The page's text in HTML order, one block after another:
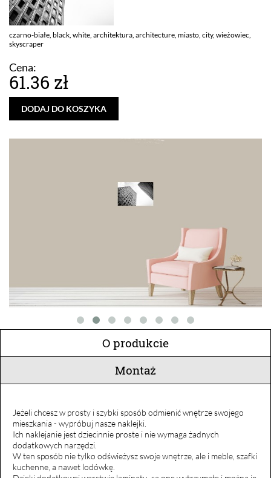
czarno-białe, black, white, architektura, architecture, miasto, city, wieżowiec,
skyscraper
Cena:
61.36 zł
DODAJ DO KOSZYKA
O produkcie
Montaż
Jeżeli chcesz w prosty i szybki sposób odmienić wnętrze swojego
mieszkania - wypróbuj nasze naklejki.
Ich naklejanie jest dziecinnie proste i nie wymaga żadnych
dodatkowych narzędzi.
W ten sposób nie tylko odświeżysz swoje wnętrze, ale i meble, szafki
kuchenne, a nawet lodówkę.